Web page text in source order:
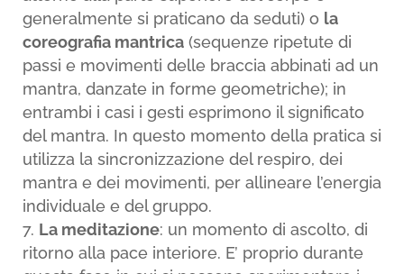
generalmente si praticano da seduti) o la
coreografia mantrica(sequenze ripetute di
passi e movimenti delle braccia abbinati ad un
mantra, danzate in forme geometriche); in
entrambi i casi i gesti esprimono il significato
del mantra. In questo momento della pratica si
utilizza la sincronizzazione del respiro, dei
mantra e dei movimenti, per allineare l’energia
individuale e del gruppo.
La meditazione: un momento di ascolto, di
ritorno alla pace interiore. E’ proprio durante